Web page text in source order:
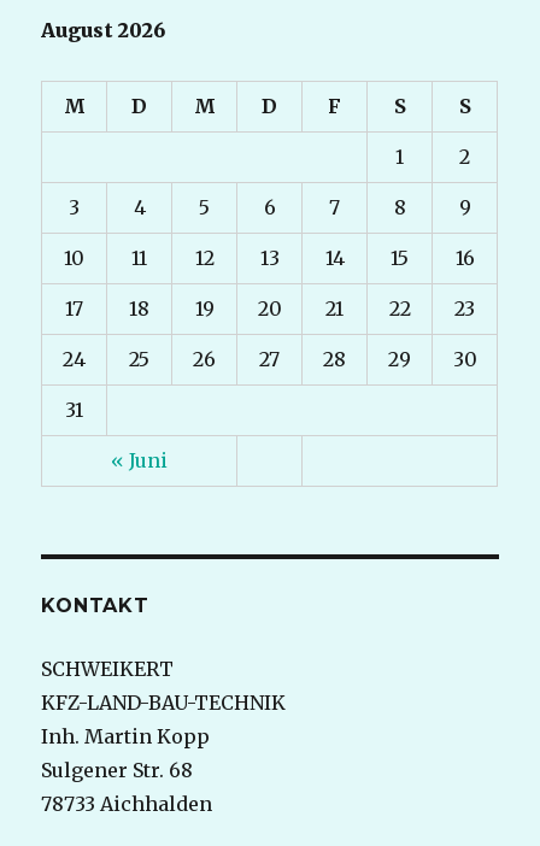
August 2026
M D M D F S S
« Juni
1 2
3 4 5 6 7 8 9
10 11 12 13 14 15 16
17 18 19 20 21 22 23
24 25 26 27 28 29 30
31
KONTAKT
SCHWEIKERT
KFZ-LAND-BAU-TECHNIK
Inh. Martin Kopp
Sulgener Str. 68
78733 Aichhalden